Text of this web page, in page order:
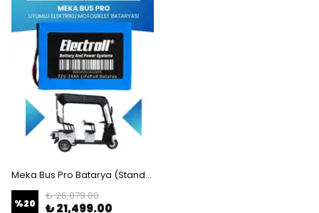
Meka Bus Pro Batarya (Standart Kapasite) LiFePO4 72V 24Ah Elektrikli Motosiklet Bataryası
%20
₺ 26,879.00
₺ 21,499.00